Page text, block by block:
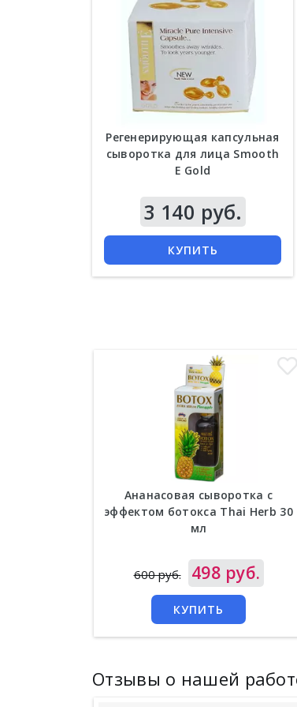
Регенерирующая капсульная
сыворотка для лица Smooth
E Gold
3 140 руб.
КУПИТЬ
Ананасовая сыворотка с
эффектом ботокса Thai Herb 30
мл
600 руб.
Цена 498 руб.
КУПИТЬ
Отзывы о нашей